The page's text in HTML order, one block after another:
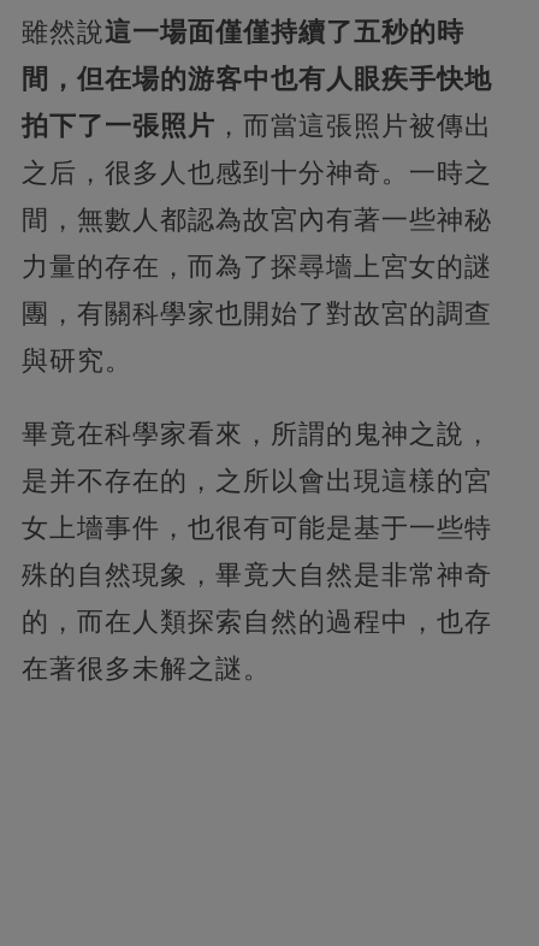
雖然說這一場面僅僅持續了五秒的時
間，但在場的游客中也有人眼疾手快地
拍下了一張照片 ，而當這張照片被傳出
之后，很多人也感到十分神奇。一時之
間，無數人都認為故宮內有著一些神秘
力量的存在，而為了探尋墻上宮女的謎
團，有關科學家也開始了對故宮的調查
與研究。
畢竟在科學家看來，所謂的鬼神之說，
是并不存在的，之所以會出現這樣的宮
女上墻事件，也很有可能是基于一些特
殊的自然現象，畢竟大自然是非常神奇
的，而在人類探索自然的過程中，也存
在著很多未解之謎。